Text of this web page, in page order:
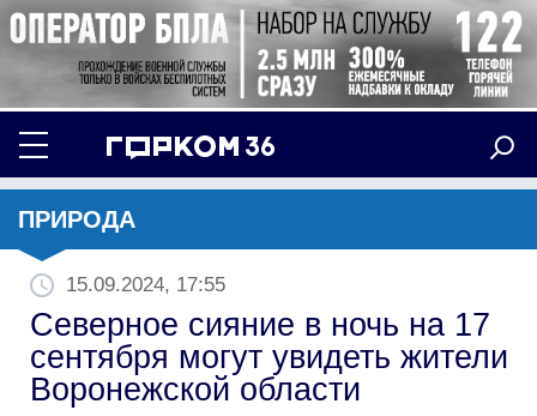
ПРИРОДА
15.09.2024, 17:55
Северное сияние в ночь на 17
сентября могут увидеть жители
Воронежской области